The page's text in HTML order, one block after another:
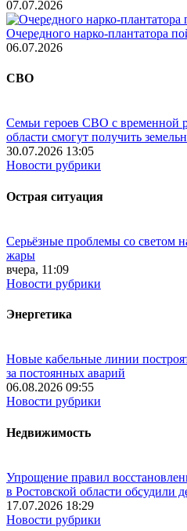
07.07.2026
Очередного нарко-плантатора
06.07.2026
СВО
Семьи героев СВО с временной
области смогут получить
30.07.2026 13:05
Новости рубрики
Острая ситуация
Серьёзные проблемы со светом
жары
вчера, 11:09
Новости рубрики
Энергетика
Новые кабельные линии
за постоянных аварий
06.08.2026 09:55
Новости рубрики
Недвижимость
Упрощение правил
в Ростовской области обсудили
17.07.2026 18:29
Новости рубрики